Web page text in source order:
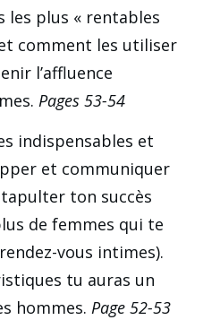
les plus « rentables
comment les utiliser
l’affluence
Pages 53-54
indispensables et
et communiquer
ton succès
de femmes qui te
vous intimes).
tu auras un
hommes. Page 52-53